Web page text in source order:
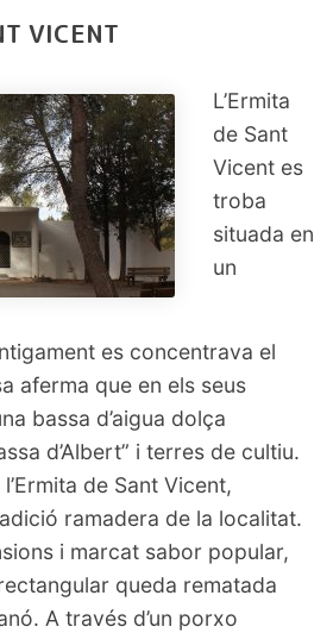
VICENT
L’Ermita
de Sant
Vicent es
troba
situada en
un
es concentrava el
aferma que en els seus
bassa d’aigua dolça
d’Albert” i terres de cultiu.
de Sant Vicent,
ramadera de la localitat.
i marcat sabor popular,
queda rematada
A través d’un porxo